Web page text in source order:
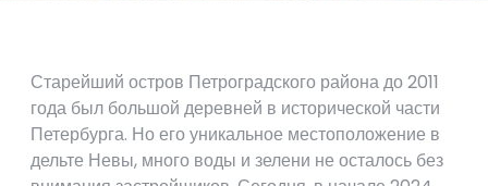
Старейший остров Петроградского района до 2011
года был большой деревней в исторической части
Петербурга. Но его уникальное местоположение в
дельте Невы, много воды и зелени не осталось без